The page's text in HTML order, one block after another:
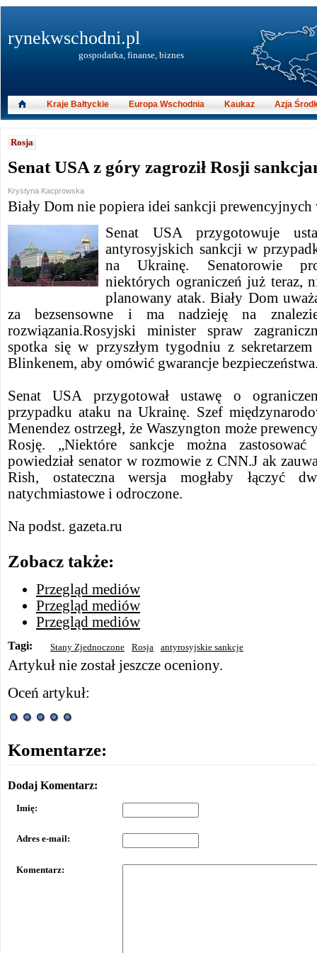
Rosja
Senat USA z góry zagroził Rosji
Krystyna Kacprowska
Biały Dom nie popiera idei sankcji prewencyjnych
Senat USA przygotowuje
antyrosyjskich sankcji w
na Ukrainę. Senatorowie
niektórych ograniczeń już teraz,
planowany atak. Biały Dom
za bezsensowne i ma nadzieję na
rozwiązania.Rosyjski minister spraw
spotka się w przyszłym tygodniu z
Blinkenem, aby omówić gwarancje
Senat USA przygotował ustawę o
przypadku ataku na Ukrainę. Szef
Menendez ostrzegł, że Waszyngton może
Rosję. „Niektóre sankcje można
powiedział senator w rozmowie z CNN.J ak
Rish, ostateczna wersja mogłaby łączyć
natychmiastowe i odroczone.
Na podst. gazeta.ru
Zobacz także:
Przegląd mediów
Przegląd mediów
Przegląd mediów
Tagi: Stany Zjednoczone Rosja antyrosyjskie sankcje
Artykuł nie został jeszcze oceniony.
Oceń artykuł:
Komentarze:
Dodaj Komentarz:
Imię:
Adres e-mail:
Komentarz:
rynekwschodni.pl
gospodarka, finanse, biznes
Kraje Bałtyckie Europa Wschodnia Kaukaz Azja